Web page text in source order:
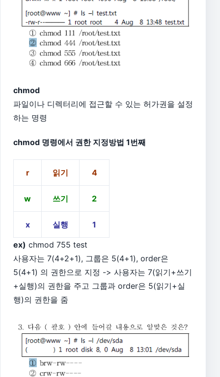
chmod
파일이나 디렉터리에 접근할 수 있는 허가권을 설정
하는 명령
chmod 명령에서 권한 지정방법 1번째
r 읽기 4
w 쓰기 2
x 실행 1
ex) chmod 755 test
사용자는 7(4+2+1), 그룹은 5(4+1), order은
5(4+1) 의 권한으로 지정 -> 사용자는 7(읽기+쓰기
+실행)의 권한을 주고 그룹과 order은 5(읽기+실
행)의 권한을 줌